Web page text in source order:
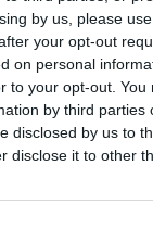
by us, please
your opt-out
on personal
to your opt-out.
by third parties
disclosed by us to
disclose it to other